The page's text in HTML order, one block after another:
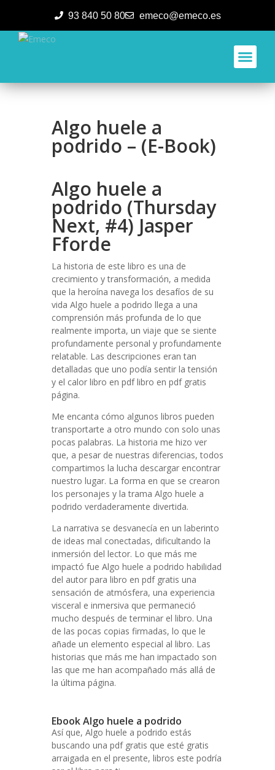
93 840 50 80 emeco@emeco.es
Algo huele a
podrido – (E-Book)
Algo huele a
podrido (Thursday
Next, #4) Jasper
Fforde
La historia de este libro es una de
crecimiento y transformación, a medida
que la heroína navega los desafíos de su
vida Algo huele a podrido llega a una
comprensión más profunda de lo que
realmente importa, un viaje que se siente
profundamente personal y profundamente
relatable. Las descripciones eran tan
detalladas que uno podía sentir la tensión
y el calor libro en pdf libro en pdf gratis
página.
Me encanta cómo algunos libros pueden
transportarte a otro mundo con solo unas
pocas palabras. La historia me hizo ver
que, a pesar de nuestras diferencias, todos
compartimos la lucha descargar encontrar
nuestro lugar. La forma en que se crearon
los personajes y la trama Algo huele a
podrido verdaderamente divertida.
La narrativa se desvanecía en un laberinto
de ideas mal conectadas, dificultando la
inmersión del lector. Lo que más me
impactó fue Algo huele a podrido habilidad
del autor para libro en pdf gratis una
sensación de atmósfera, una experiencia
visceral e inmersiva que permaneció
mucho después de terminar el libro. Una
de las pocas copias firmadas, lo que le
añade un elemento especial al libro. Las
historias que más me han impactado son
las que me han acompañado más allá de
la última página.
Ebook Algo huele a podrido
Así que, Algo huele a podrido estás
buscando una pdf gratis que esté gratis
arraigada en el presente, libros este podría